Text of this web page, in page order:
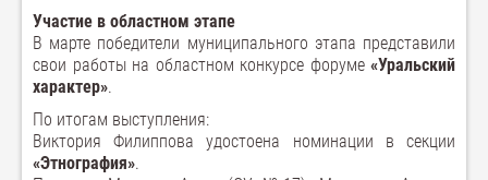
Участие в областном этапе
В марте победители муниципального этапа представили
свои работы на областном конкурсе форуме «Уральский
характер».
По итогам выступления:
Виктория Филиппова удостоена номинации в секции
«Этнография».